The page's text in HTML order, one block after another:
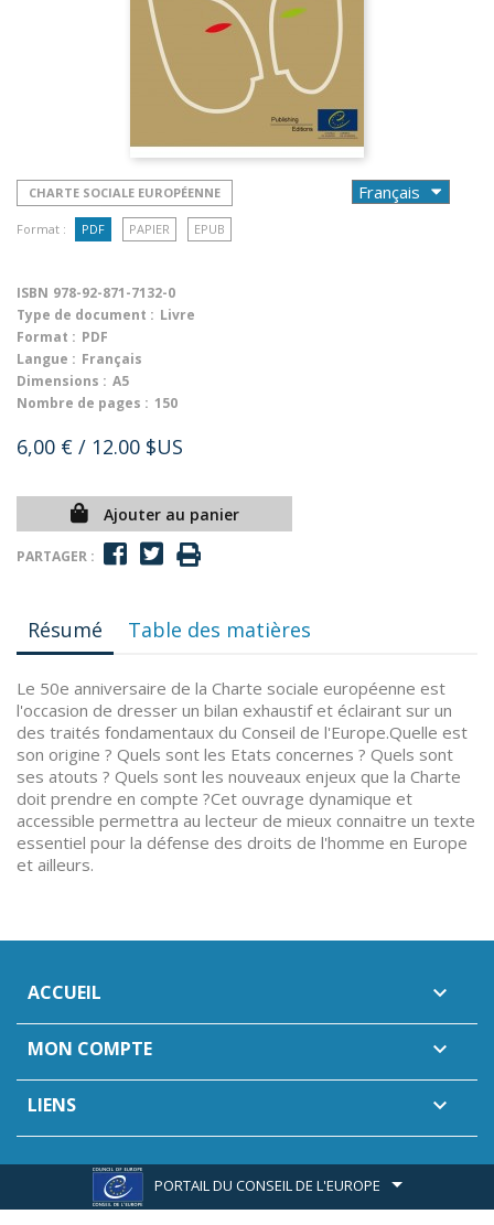
CHARTE SOCIALE EUROPÉENNE
Format : PDF PAPIER EPUB
ISBN 978-92-871-7132-0
Type de document : Livre
Format : PDF
Langue : Français
Dimensions : A5
Nombre de pages : 150
6,00 € / 12.00 $US
Ajouter au panier
PARTAGER :
Résumé Table des matières
Le 50e anniversaire de la Charte sociale européenne est
l'occasion de dresser un bilan exhaustif et éclairant sur un
des traités fondamentaux du Conseil de l'Europe.Quelle est
son origine ? Quels sont les Etats concernes ? Quels sont
ses atouts ? Quels sont les nouveaux enjeux que la Charte
doit prendre en compte ?Cet ouvrage dynamique et
accessible permettra au lecteur de mieux connaitre un texte
essentiel pour la défense des droits de l'homme en Europe
et ailleurs.
ACCUEIL 
MON COMPTE 
LIENS 
PORTAIL DU CONSEIL DE L'EUROPE